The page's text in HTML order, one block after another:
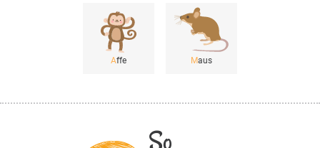
Affe Maus